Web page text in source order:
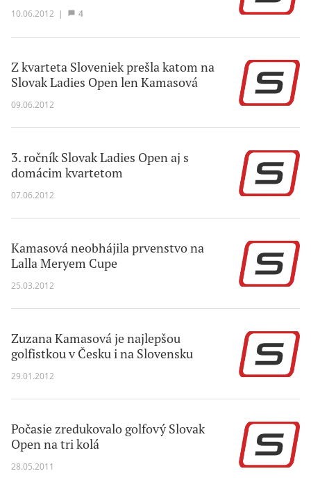
10.06.2012 | 4
Z kvarteta Sloveniek prešla katom na
Slovak Ladies Open len Kamasová
09.06.2012
3. ročník Slovak Ladies Open aj s
domácim kvartetom
07.06.2012
Kamasová neobhájila prvenstvo na
Lalla Meryem Cupe
25.03.2012
Zuzana Kamasová je najlepšou
golfistkou v Česku i na Slovensku
29.01.2012
Počasie zredukovalo golfový Slovak
Open na tri kolá
28.05.2011